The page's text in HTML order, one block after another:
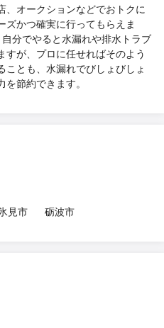
、オークションなどでおトクに
ズかつ確実に行ってもらえま
分でやると水漏れや排水トラブ
すが、プロに任せればそのよう
ことも、水漏れでびしょびしょ
節約できます。
見市 砺波市